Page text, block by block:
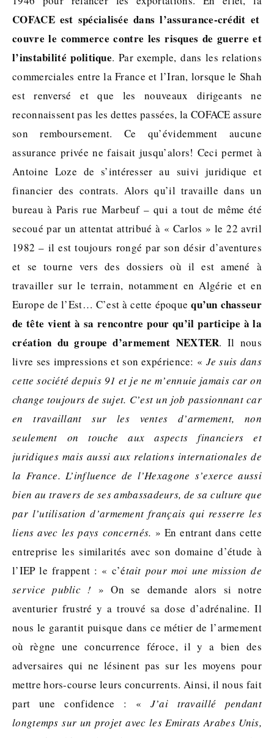
COFACE est spécialisée dans l’assurance-crédit et
couvre le commerce contre les risques de guerre et
l’instabilité politique. Par exemple, dans les relations
commerciales entre la France et l’Iran, lorsque le Shah
est renversé et que les nouveaux dirigeants ne
reconnaissent pas les dettes passées, la COFACE assure
son remboursement. Ce qu’évidemment aucune
assurance privée ne faisait jusqu’alors! Ceci permet à
Antoine Loze de s’intéresser au suivi juridique et
financier des contrats. Alors qu’il travaille dans un
bureau à Paris rue Marbeuf – qui a tout de même été
secoué par un attentat attribué à « Carlos » le 22 avril
1982 – il est toujours rongé par son désir d’aventures
et se tourne vers des dossiers où il est amené à
travailler sur le terrain, notamment en Algérie et en
Europe de l’Est… C’est à cette époquequ’un chasseur
de tête vient à sa rencontre pour qu’il participe à la
création du groupe d’armement NEXTER. Il nous
livre ses impressions et son expérience: « Je suis dans
cette société depuis 91 et je ne m’ennuie jamais car on
change toujours de sujet. C’est un job passionnant car
en travaillant sur les ventes d’armement, non
seulement on touche aux aspects financiers et
juridiques mais aussi aux relations internationales de
la France. L’influence de l’Hexagone s’exerce aussi
bien au travers de ses ambassadeurs, de sa culture que
par l’utilisation d’armement français qui resserre les
liens avec les pays concernés. » En entrant dans cette
entreprise les similarités avec son domaine d’étude à
l’IEP le frappent : « c’était pour moi une mission de
service public ! » On se demande alors si notre
aventurier frustré y a trouvé sa dose d’adrénaline. Il
nous le garantit puisque dans ce métier de l’armement
où règne une concurrence féroce, il y a bien des
adversaires qui ne lésinent pas sur les moyens pour
mettre hors-course leurs concurrents. Ainsi, il nous fait
part une confidence : « J’ai travaillé pendant
longtemps sur un projet avec les Emirats Arabes Unis,